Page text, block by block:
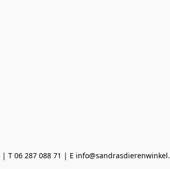
T 06 287 088 71 | E